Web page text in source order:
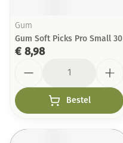
Gum
Gum Soft Picks Pro Small 30
€ 8,98
Bestel